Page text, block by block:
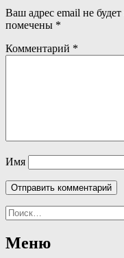
Ваш адрес email не
помечены *
Комментарий *
Имя
Найти:
Меню